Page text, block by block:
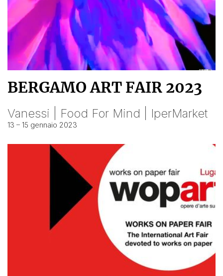
BERGAMO ART FAIR 2023
Vanessi | Food For Mind | IperMarket
13 – 15 gennaio 2023